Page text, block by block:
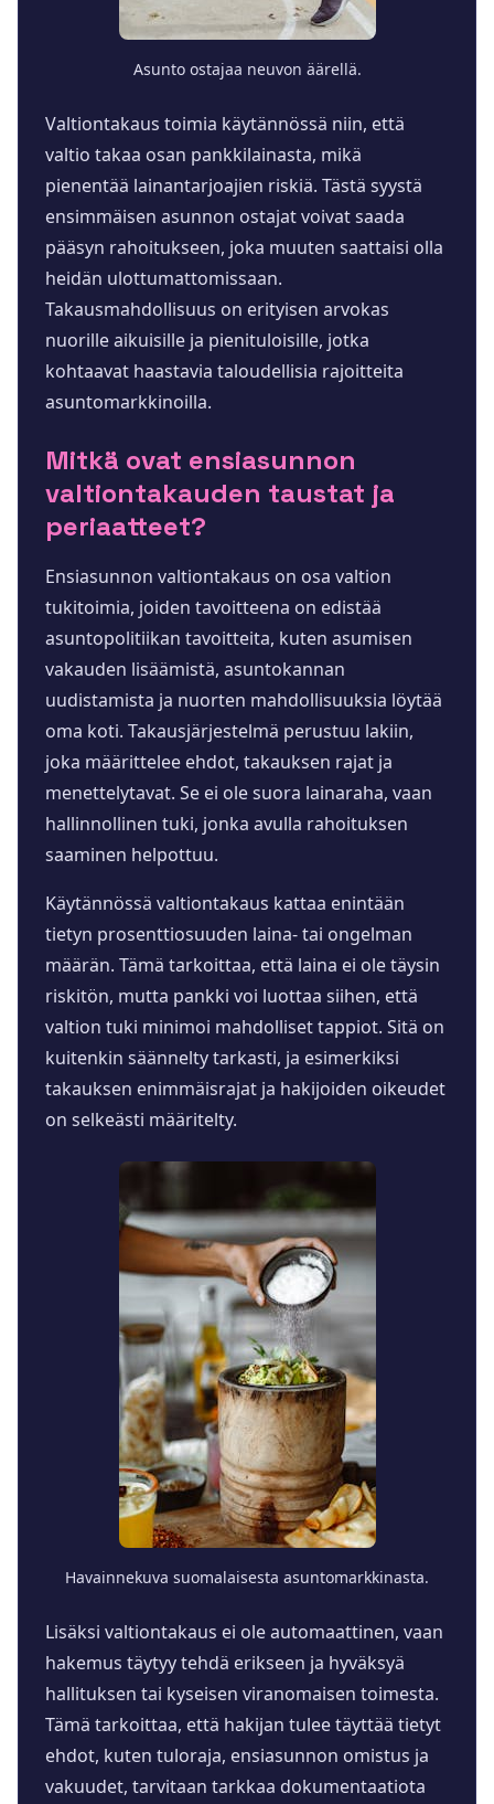
Asunto ostajaa neuvon äärellä.
Valtiontakaus toimia käytännössä niin, että
valtio takaa osan pankkilainasta, mikä
pienentää lainantarjoajien riskiä. Tästä syystä
ensimmäisen asunnon ostajat voivat saada
pääsyn rahoitukseen, joka muuten saattaisi olla
heidän ulottumattomissaan.
Takausmahdollisuus on erityisen arvokas
nuorille aikuisille ja pienituloisille, jotka
kohtaavat haastavia taloudellisia rajoitteita
asuntomarkkinoilla.
Mitkä ovat ensiasunnon
valtiontakauden taustat ja
periaatteet?
Ensiasunnon valtiontakaus on osa valtion
tukitoimia, joiden tavoitteena on edistää
asuntopolitiikan tavoitteita, kuten asumisen
vakauden lisäämistä, asuntokannan
uudistamista ja nuorten mahdollisuuksia löytää
oma koti. Takausjärjestelmä perustuu lakiin,
joka määrittelee ehdot, takauksen rajat ja
menettelytavat. Se ei ole suora lainaraha, vaan
hallinnollinen tuki, jonka avulla rahoituksen
saaminen helpottuu.
Käytännössä valtiontakaus kattaa enintään
tietyn prosenttiosuuden laina- tai ongelman
määrän. Tämä tarkoittaa, että laina ei ole täysin
riskitön, mutta pankki voi luottaa siihen, että
valtion tuki minimoi mahdolliset tappiot. Sitä on
kuitenkin säännelty tarkasti, ja esimerkiksi
takauksen enimmäisrajat ja hakijoiden oikeudet
on selkeästi määritelty.
Havainnekuva suomalaisesta asuntomarkkinasta.
Lisäksi valtiontakaus ei ole automaattinen, vaan
hakemus täytyy tehdä erikseen ja hyväksyä
hallituksen tai kyseisen viranomaisen toimesta.
Tämä tarkoittaa, että hakijan tulee täyttää tietyt
ehdot, kuten tuloraja, ensiasunnon omistus ja
vakuudet, tarvitaan tarkkaa dokumentaatiota